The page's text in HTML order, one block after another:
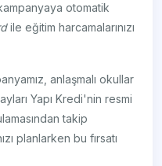
otomatik
ile eğitim harcamalarınızı
anlaşmalı okullar
Yapı Kredi'nin resmi
takip
planlarken bu fırsatı